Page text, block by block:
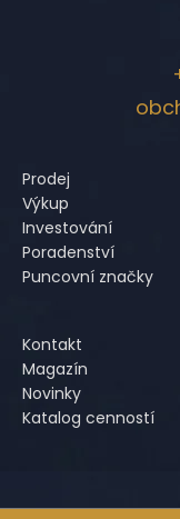
Prodej
Výkup
Investování
Poradenství
Puncovní značky
Kontakt
Magazín
Novinky
Katalog cenností